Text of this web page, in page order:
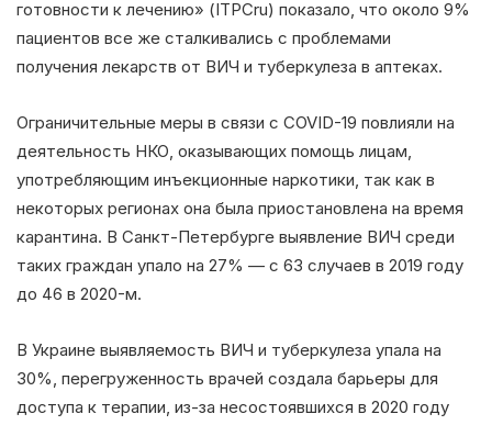
готовности к лечению» (ITPCru) показало, что около 9%
пациентов все же сталкивались с проблемами
получения лекарств от ВИЧ и туберкулеза в аптеках.
Ограничительные меры в связи с COVID-19 повлияли на
деятельность НКО, оказывающих помощь лицам,
употребляющим инъекционные наркотики, так как в
некоторых регионах она была приостановлена на время
карантина. В Санкт-Петербурге выявление ВИЧ среди
таких граждан упало на 27% — с 63 случаев в 2019 году
до 46 в 2020-м.
В Украине выявляемость ВИЧ и туберкулеза упала на
30%, перегруженность врачей создала барьеры для
доступа к терапии, из-за несостоявшихся в 2020 году